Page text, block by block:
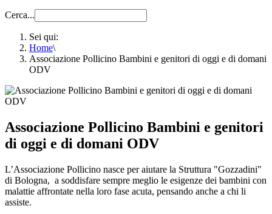
Cerca...
Sei qui:
Home\
Associazione Pollicino Bambini e genitori di oggi e di domani
ODV
Associazione Pollicino Bambini e genitori
di oggi e di domani ODV
L’Associazione Pollicino nasce per aiutare la Struttura "Gozzadini"
di Bologna, a soddisfare sempre meglio le esigenze dei bambini con
malattie affrontate nella loro fase acuta, pensando anche a chi li
assiste.